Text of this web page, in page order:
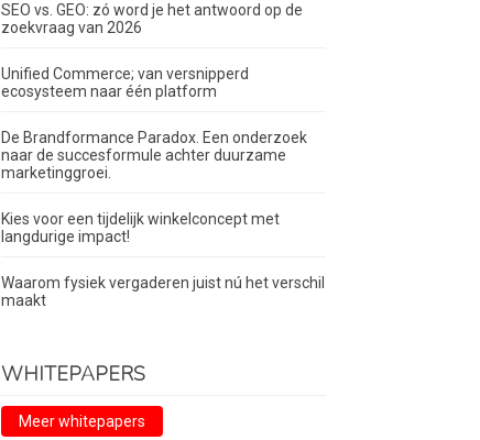
SEO vs. GEO: zó word je het antwoord op de
zoekvraag van 2026
Unified Commerce; van versnipperd
ecosysteem naar één platform
De Brandformance Paradox. Een onderzoek
naar de succesformule achter duurzame
marketinggroei.
Kies voor een tijdelijk winkelconcept met
langdurige impact!
Waarom fysiek vergaderen juist nú het verschil
maakt
WHITEPAPERS
Meer whitepapers